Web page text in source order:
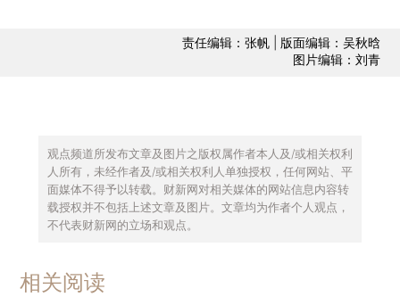
责任编辑：张帆 | 版面编辑：吴秋晗
图片编辑：刘青
观点频道所发布文章及图片之版权属作者本人及/或相关权利
人所有，未经作者及/或相关权利人单独授权，任何网站、平
面媒体不得予以转载。财新网对相关媒体的网站信息内容转
载授权并不包括上述文章及图片。文章均为作者个人观点，
不代表财新网的立场和观点。
相关阅读